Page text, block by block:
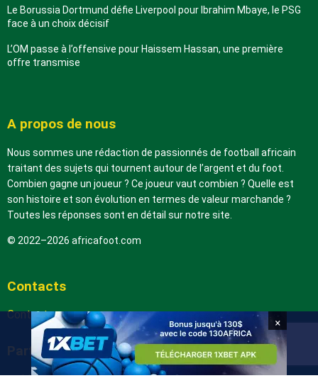
Le Borussia Dortmund défie Liverpool pour Ibrahim Mbaye, le PSG
face à un choix décisif
L’OM passe à l’offensive pour Haissem Hassan, une première
offre transmise
A propos de nous
Nous sommes une rédaction de passionnés de football africain
traitant des sujets qui tournent autour de l’argent et du foot.
Combien gagne un joueur ? Ce joueur vaut combien ? Quelle est
son histoire et son évolution en termes de valeur marchande ?
Toutes les réponses sont en détail sur notre site.
© 2022–2026 africafoot.com
Contacts
Contactez-nous
Partenaires
arabic.africafoot.com
×